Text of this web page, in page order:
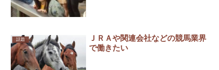
話題
ＪＲＡや関連会社などの競馬業界
で働きたい